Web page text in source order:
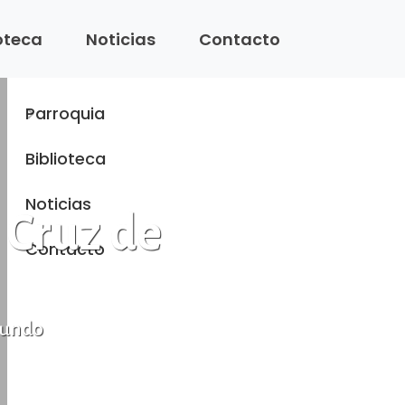
Noticias Contacto
de
Parroquia
Biblioteca
Noticias
Contacto